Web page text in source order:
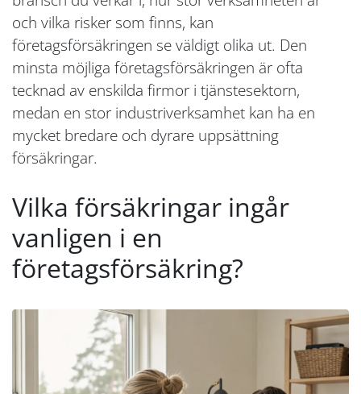
och vilka risker som finns, kan
företagsförsäkringen se väldigt olika ut. Den
minsta möjliga företagsförsäkringen är ofta
tecknad av enskilda firmor i tjänstesektorn,
medan en stor industriverksamhet kan ha en
mycket bredare och dyrare uppsättning
försäkringar.
Vilka försäkringar ingår
vanligen i en
företagsförsäkring?